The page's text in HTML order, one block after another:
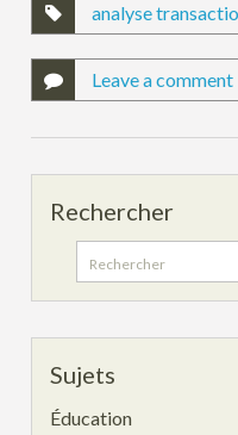
analyse
Leave a comment
Rechercher
Search
for:
Sujets
Éducation